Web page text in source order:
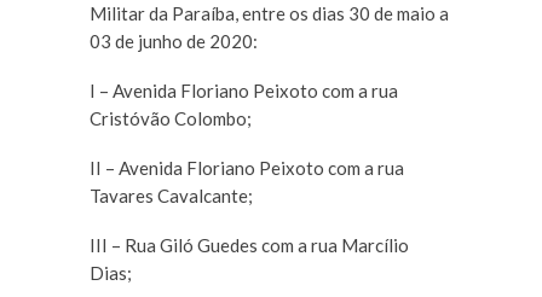
Militar da Paraíba, entre os dias 30 de maio a
03 de junho de 2020:
I – Avenida Floriano Peixoto com a rua
Cristóvão Colombo;
II – Avenida Floriano Peixoto com a rua
Tavares Cavalcante;
III – Rua Giló Guedes com a rua Marcílio
Dias;